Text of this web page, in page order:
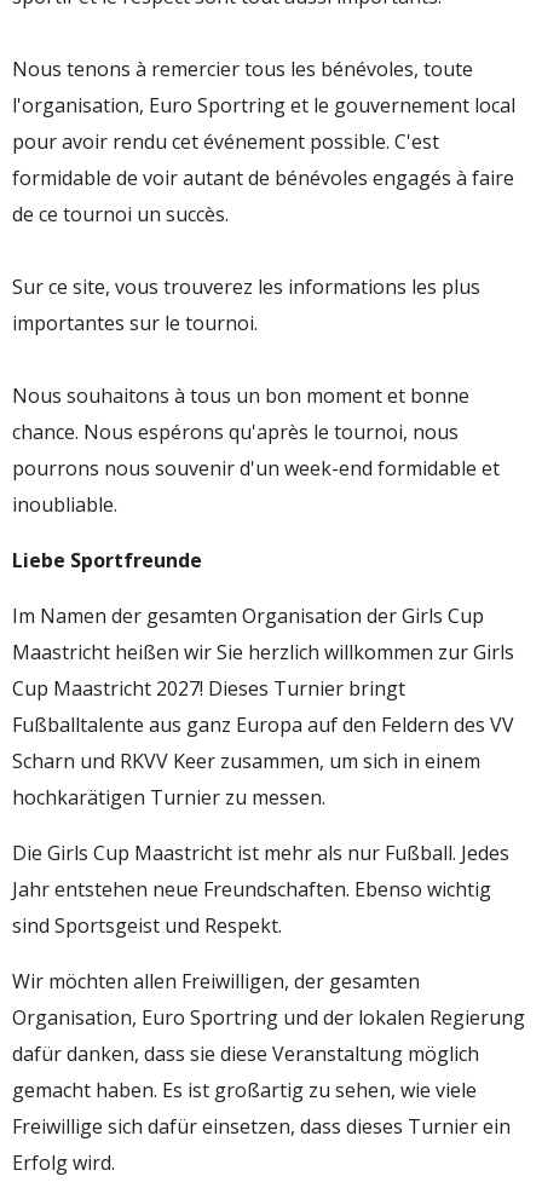
Nous tenons à remercier tous les bénévoles, toute
l'organisation, Euro Sportring et le gouvernement local
pour avoir rendu cet événement possible. C'est
formidable de voir autant de bénévoles engagés à faire
de ce tournoi un succès.
Sur ce site, vous trouverez les informations les plus
importantes sur le tournoi.
Nous souhaitons à tous un bon moment et bonne
chance. Nous espérons qu'après le tournoi, nous
pourrons nous souvenir d'un week-end formidable et
inoubliable.
Liebe Sportfreunde
Im Namen der gesamten Organisation der Girls Cup
Maastricht heißen wir Sie herzlich willkommen zur Girls
Cup Maastricht 2027! Dieses Turnier bringt
Fußballtalente aus ganz Europa auf den Feldern des VV
Scharn und RKVV Keer zusammen, um sich in einem
hochkarätigen Turnier zu messen.
Die Girls Cup Maastricht ist mehr als nur Fußball. Jedes
Jahr entstehen neue Freundschaften. Ebenso wichtig
sind Sportsgeist und Respekt.
Wir möchten allen Freiwilligen, der gesamten
Organisation, Euro Sportring und der lokalen Regierung
dafür danken, dass sie diese Veranstaltung möglich
gemacht haben. Es ist großartig zu sehen, wie viele
Freiwillige sich dafür einsetzen, dass dieses Turnier ein
Erfolg wird.